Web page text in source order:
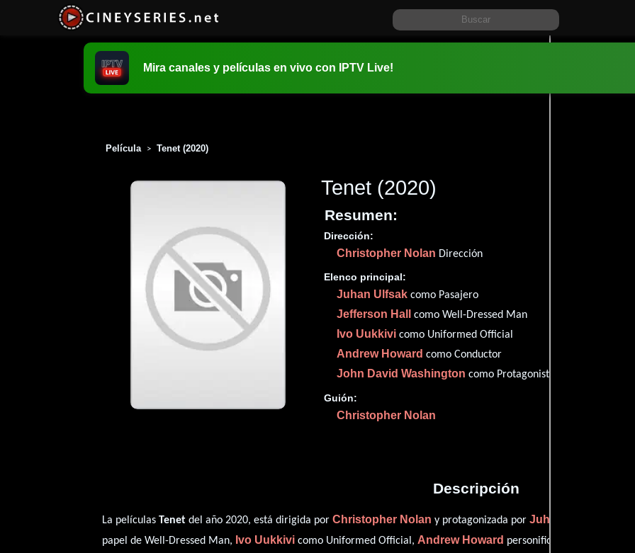
Mira canales y películas en vivo con IPTV Live!
Película > Tenet (2020)
Tenet (2020)
Resumen:
Dirección:
Christopher Nolan Dirección
Elenco principal:
Juhan Ulfsak como Pasajero
Jefferson Hall como Well-Dressed Man
Ivo Uukkivi como Uniformed Official
Andrew Howard como Conductor
John David Washington como Protagonist
Guión:
Christopher Nolan
02 hr 30
Descripción
La películasTenet del año 2020, está dirigida porChristopher Nolan y protagonizada porJuhan Ulfsak
papel de Well-Dressed Man, Ivo Uukkivi como Uniformed Official,Andrew Howard personificando a Conductor